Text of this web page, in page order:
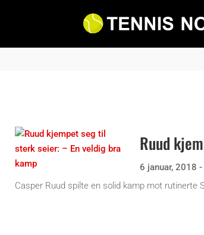
Ruud
6 januar, 2018
Casper Ruud spilte en solid kamp mot rutinerte